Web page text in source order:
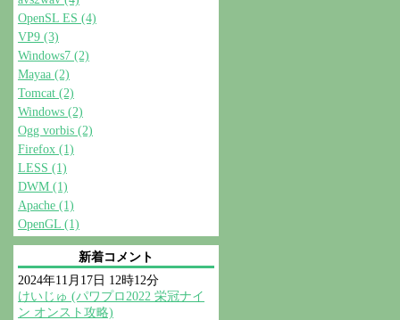
OpenSL ES (4)
VP9 (3)
Windows7 (2)
Mayaa (2)
Tomcat (2)
Windows (2)
Ogg vorbis (2)
Firefox (1)
LESS (1)
DWM (1)
Apache (1)
OpenGL (1)
新着コメント
2024年11月17日 12時12分
けいじゅ (パワプロ2022 栄冠ナイ
ン オンスト攻略)